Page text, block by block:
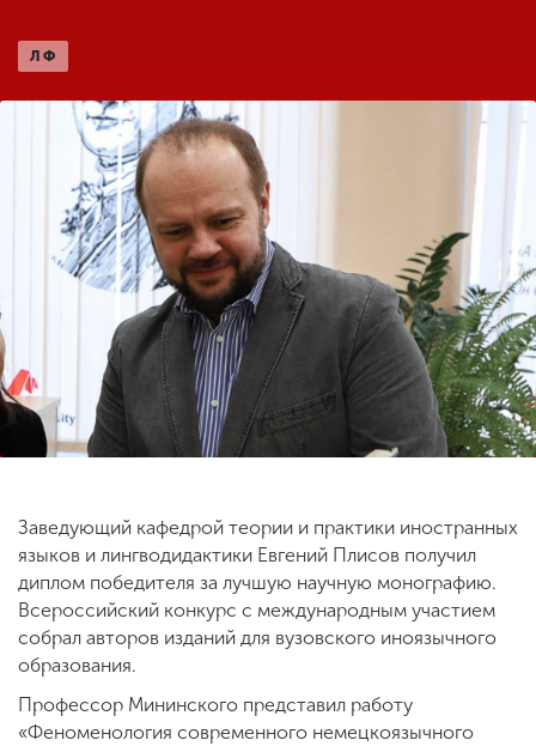
Студенческая жизнь
Сведения об
образовательной
организации
ENG SPN CHI
Приемная
комиссия
+7 (831) 262-26-20
ЛФ
Заведующий кафедрой теории и практики иностранных
языков и лингводидактики Евгений Плисов получил
диплом победителя за лучшую научную монографию.
Всероссийский конкурс с международным участием
собрал авторов изданий для вузовского иноязычного
образования.
Профессор Мининского представил работу
«Феноменология современного немецкоязычного